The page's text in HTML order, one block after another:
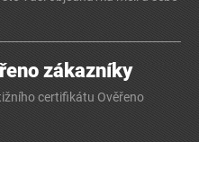
zákazníky
certifikátu Ověřeno